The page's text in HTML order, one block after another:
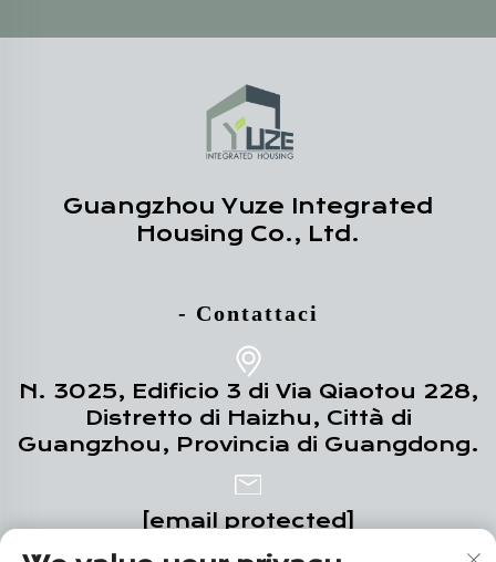
Guangzhou Yuze Integrated
Housing Co., Ltd.
- Contattaci
N. 3025, Edificio 3 di Via Qiaotou 228,
Distretto di Haizhu, Città di
Guangzhou, Provincia di Guangdong.
[email protected]